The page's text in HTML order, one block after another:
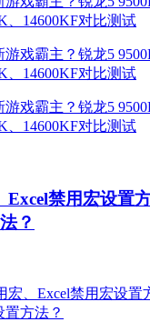
Excel禁用宏设置
？